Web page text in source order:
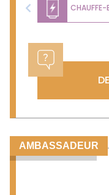
CHAUFFE-
Previous
AMBASSADEUR